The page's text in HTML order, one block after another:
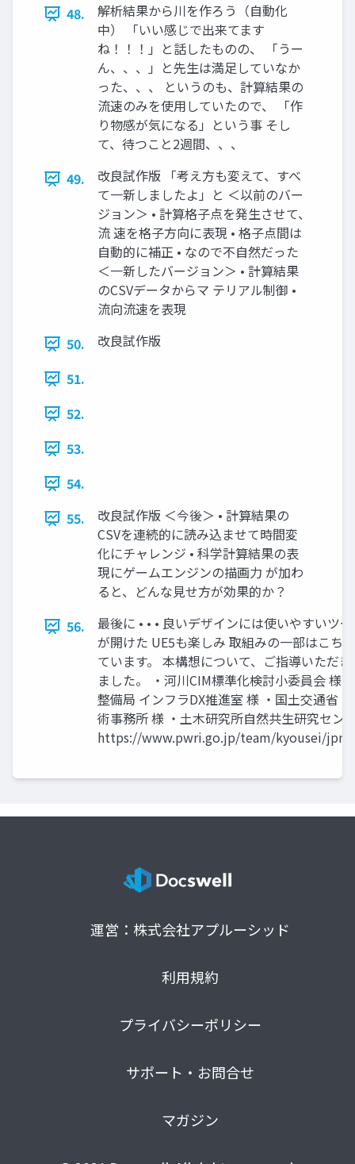
48.
解析結果から川を作ろう（自動化
中） 「いい感じで出来てます
ね！！！」と話したものの、 「うー
ん、、、」と先生は満足していなか
った、、、 というのも、計算結果の
流速のみを使用していたので、 「作
り物感が気になる」という事 そし
て、待つこと2週間、、、
49.
改良試作版 「考え方も変えて、すべ
て一新しましたよ」と ＜以前のバー
ジョン＞ • 計算格子点を発生させて、
流 速を格子方向に表現 • 格子点間は
自動的に補正 • なので不自然だった
＜一新したバージョン＞ • 計算結果
のCSVデータからマ テリアル制御 •
流向流速を表現
50.
改良試作版
51.
52.
53.
54.
55.
改良試作版 ＜今後＞ • 計算結果の
CSVを連続的に読み込ませて時間変
化にチャレンジ • 科学計算結果の表
現にゲームエンジンの描画力 が加わ
ると、どんな見せ方が効果的か？
56.
最後に • • • 良いデザインには使いやすいツ
が開けた UE5も楽しみ 取組みの一部はこち
ています。 本構想について、ご指導いただ
ました。 ・河川CIM標準化検討小委員会 様
整備局 インフラDX推進室 様 ・国土交通省
術事務所 様 ・土木研究所自然共生研究セン
https://www.pwri.go.jp/team/kyousei/jpn/
運営：株式会社アプルーシッド
利用規約
プライバシーポリシー
サポート・お問合せ
マガジン